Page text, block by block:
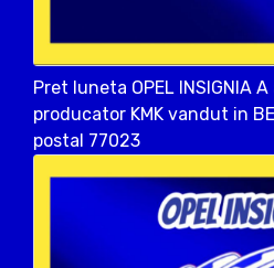
Pret luneta OPEL INSIGNIA
producator KMK vandut in
postal 77023